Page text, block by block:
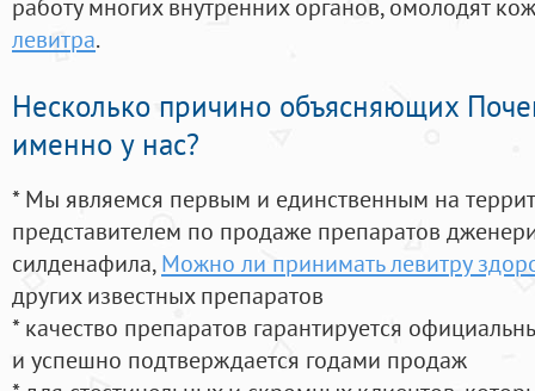
работу многих внутренних органов, омолодят
левитра.
Несколько причино объясняющих
именно у нас?
* Мы являемся первым и единственным на
представителем по продаже препаратов
силденафила, Можно ли принимать левитру
других известных препаратов
* качество препаратов гарантируется
и успешно подтверждается годами продаж